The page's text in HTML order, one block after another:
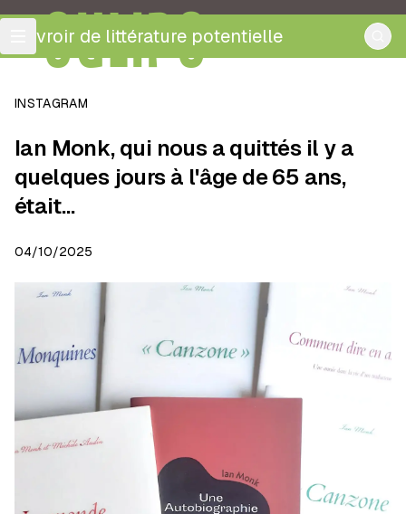
OULIPO
ouvroir de littérature potentielle
INSTAGRAM
Ian Monk, qui nous a quittés il y a
quelques jours à l'âge de 65 ans,
était…
04/10/2025